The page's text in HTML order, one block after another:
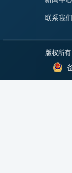
联系我们
版权所